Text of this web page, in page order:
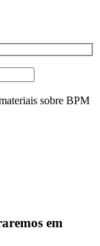
sobre BPM
em